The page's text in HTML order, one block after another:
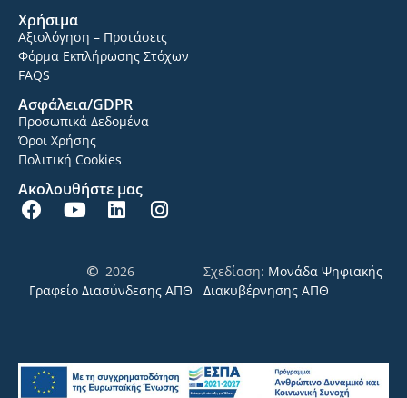
Χρήσιμα
Αξιολόγηση – Προτάσεις
Φόρμα Εκπλήρωσης Στόχων
FAQS
Ασφάλεια/GDPR
Προσωπικά Δεδομένα
Όροι Χρήσης
Πολιτική Cookies
Ακολουθήστε μας
2026
Γραφείο Διασύνδεσης ΑΠΘ
Σχεδίαση: Μονάδα Ψηφιακής
Διακυβέρνησης ΑΠΘ